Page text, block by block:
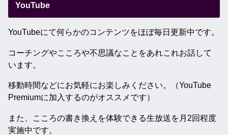
YouTube
YouTubeにて何らかのコンテンツをほぼ毎日更新中です。
コーチングやこころや不思議なことをあれこれお話して
います。
移動時間などにお気軽にお楽しみください。（YouTube
Premiumに加入するのがオススメです）
また、こころの書き換えを体験できる生放送を月2回程度
実施中です。